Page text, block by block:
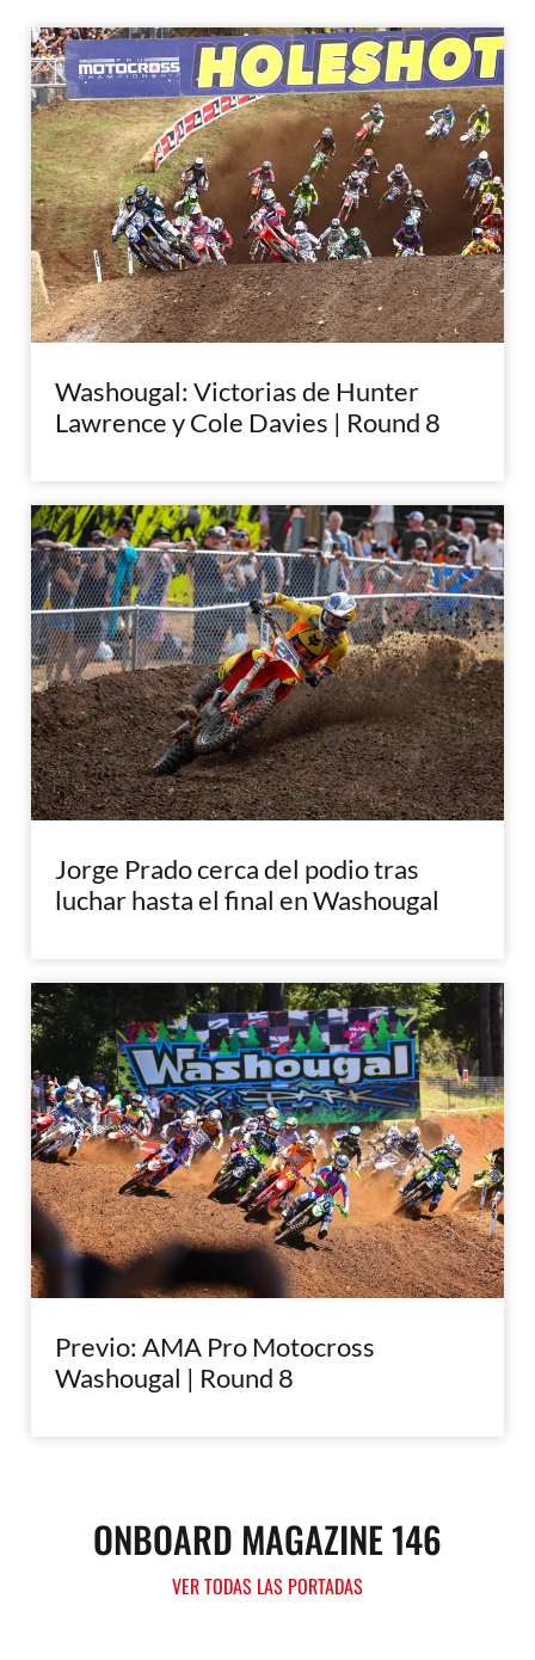
Washougal: Victorias de Hunter
Lawrence y Cole Davies | Round 8
Jorge Prado cerca del podio tras
luchar hasta el final en Washougal
Previo: AMA Pro Motocross
Washougal | Round 8
ONBOARD MAGAZINE 146
VER TODAS LAS PORTADAS